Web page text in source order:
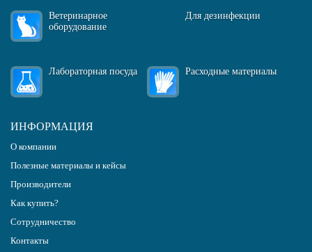
Ветеринарное
оборудование
Для дезинфекции
Лабораторная посуда Расходные материалы
ИНФОРМАЦИЯ
О компании
Полезные материалы и кейсы
Производители
Как купить?
Сотрудничество
Контакты